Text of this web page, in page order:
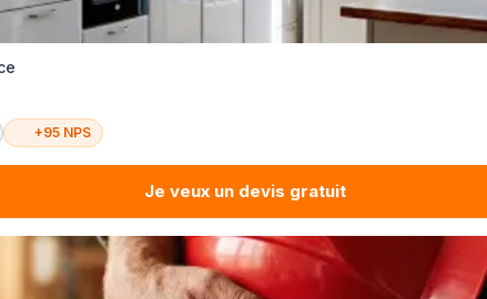
+95 NPS
Je veux un devis gratuit